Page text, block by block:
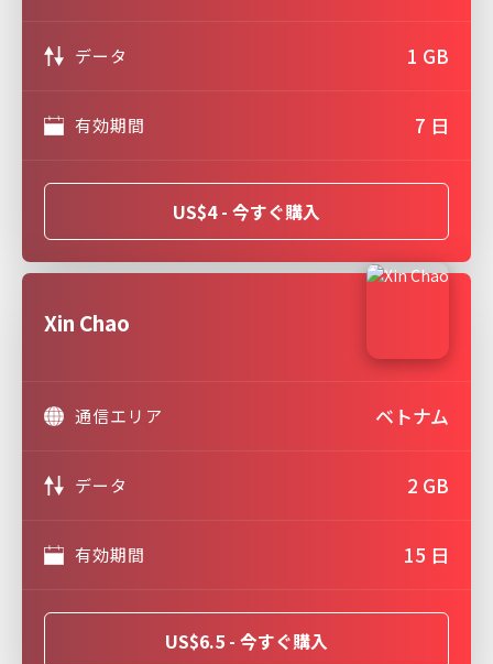
データ 1 GB
有効期間 7 日
US$4 - 今すぐ購入
Xin Chao
通信エリア ベトナム
データ 2 GB
有効期間 15 日
US$6.5 - 今すぐ購入